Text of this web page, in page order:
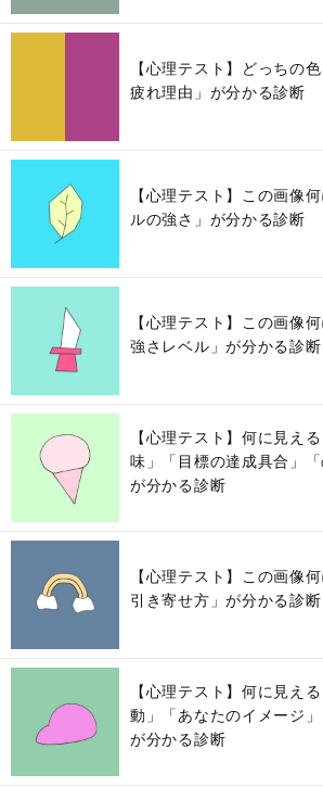
【心理テスト】どっちの
疲れ理由」が分かる診断
【心理テスト】この画像
ルの強さ」が分かる診断
【心理テスト】この画像
強さレベル」が分かる診断
【心理テスト】何に見え
味」「目標の達成具合」「
が分かる診断
【心理テスト】この画像
引き寄せ方」が分かる診断
【心理テスト】何に見え
動」「あなたのイメージ」
が分かる診断